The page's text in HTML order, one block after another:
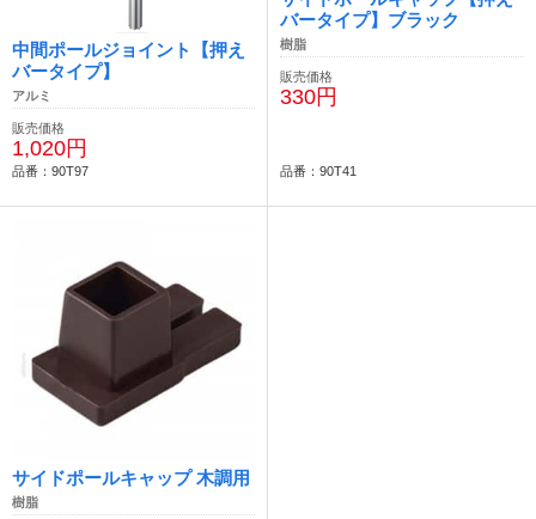
中間ポールジョイント【押え
バータイプ】
アルミ
販売価格
1,020円
品番：90T97
バータイプ】ブラック
樹脂
販売価格
330円
品番：90T41
サイドポールキャップ 木調用
樹脂